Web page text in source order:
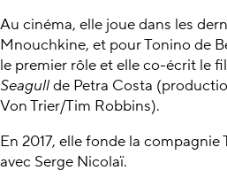
Au cinéma, elle joue dans les
Mnouchkine, et pour Tonino de
le premier rôle et elle co-écrit le
Seagullde Petra Costa
Von Trier/Tim Robbins).
En 2017, elle fonde la compagnie
avec Serge Nicolaï.